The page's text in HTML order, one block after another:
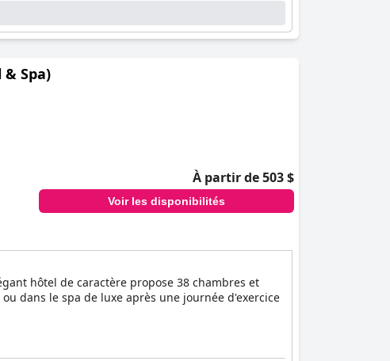
Spa)
À partir de 503 $
Voir les disponibilités
hôtel de caractère propose 38 chambres et
dans le spa de luxe après une journée d'exercice